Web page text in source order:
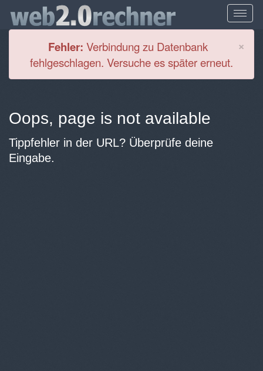
×
Fehler: Verbindung zu Datenbank
fehlgeschlagen. Versuche es später erneut.
Oops, page is not available
Tippfehler in der URL? Überprüfe deine
Eingabe.